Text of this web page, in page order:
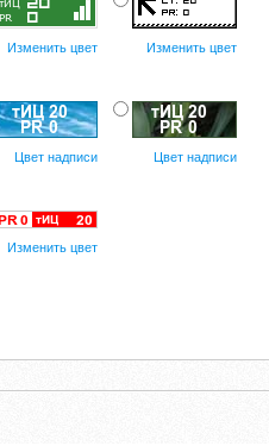
Изменить цвет Изменить цвет
Цвет надписи Цвет надписи
Изменить цвет